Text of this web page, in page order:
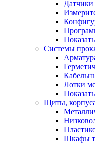
Системы
Лотки
Щиты,
Шкафы